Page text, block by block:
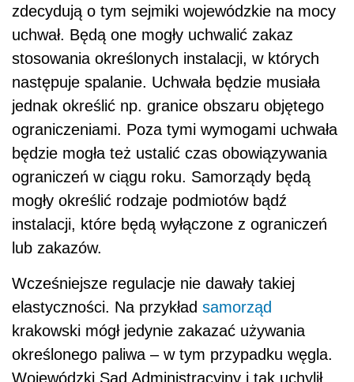
zdecydują o tym sejmiki wojewódzkie na mocy
uchwał. Będą one mogły uchwalić zakaz
stosowania określonych instalacji, w których
następuje spalanie. Uchwała będzie musiała
jednak określić np. granice obszaru objętego
ograniczeniami. Poza tymi wymogami uchwała
będzie mogła też ustalić czas obowiązywania
ograniczeń w ciągu roku. Samorządy będą
mogły określić rodzaje podmiotów bądź
instalacji, które będą wyłączone z ograniczeń
lub zakazów.
Wcześniejsze regulacje nie dawały takiej
elastyczności. Na przykład samorząd
krakowski mógł jedynie zakazać używania
określonego paliwa – w tym przypadku węgla.
Wojewódzki Sąd Administracyjny i tak uchylił